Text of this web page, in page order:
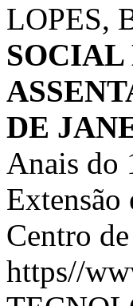
LOPES,
DE
Anais do
Centro
https//